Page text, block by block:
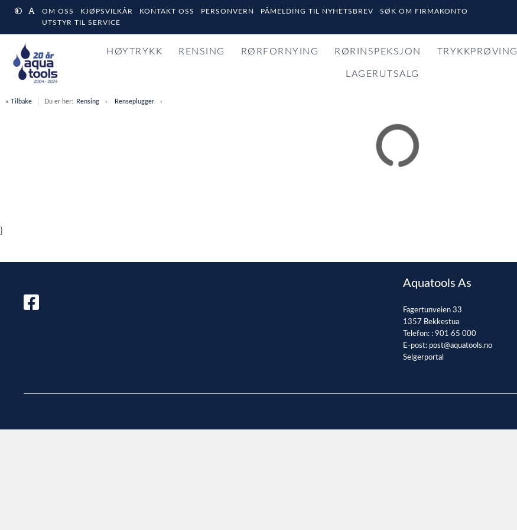
OM OSS KJØPSVILKÅR KONTAKT OSS PERSONVERN PÅMELDING TIL NYHETSBREV
SØK OM FIRMAKONTO
UTSTYR TIL SERVICE
HØYTRYKK RENSING RØRFORNYING RØRINSPEKSJON TRYKKPRØVING
LAGERUTSALG
« Tilbake Du er her: Rensing Renseplugger
}
Aquatools As
Fagertunveien 33
1357 Bekkestua
Telefon: : 901 65 000
E-post: post@aquatools.no
Selgerportal